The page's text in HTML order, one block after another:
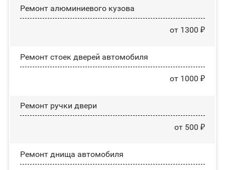
Ремонт алюминиевого кузова
от 1300 ₽
Ремонт стоек дверей автомобиля
от 1000 ₽
Ремонт ручки двери
от 500 ₽
Ремонт днища автомобиля